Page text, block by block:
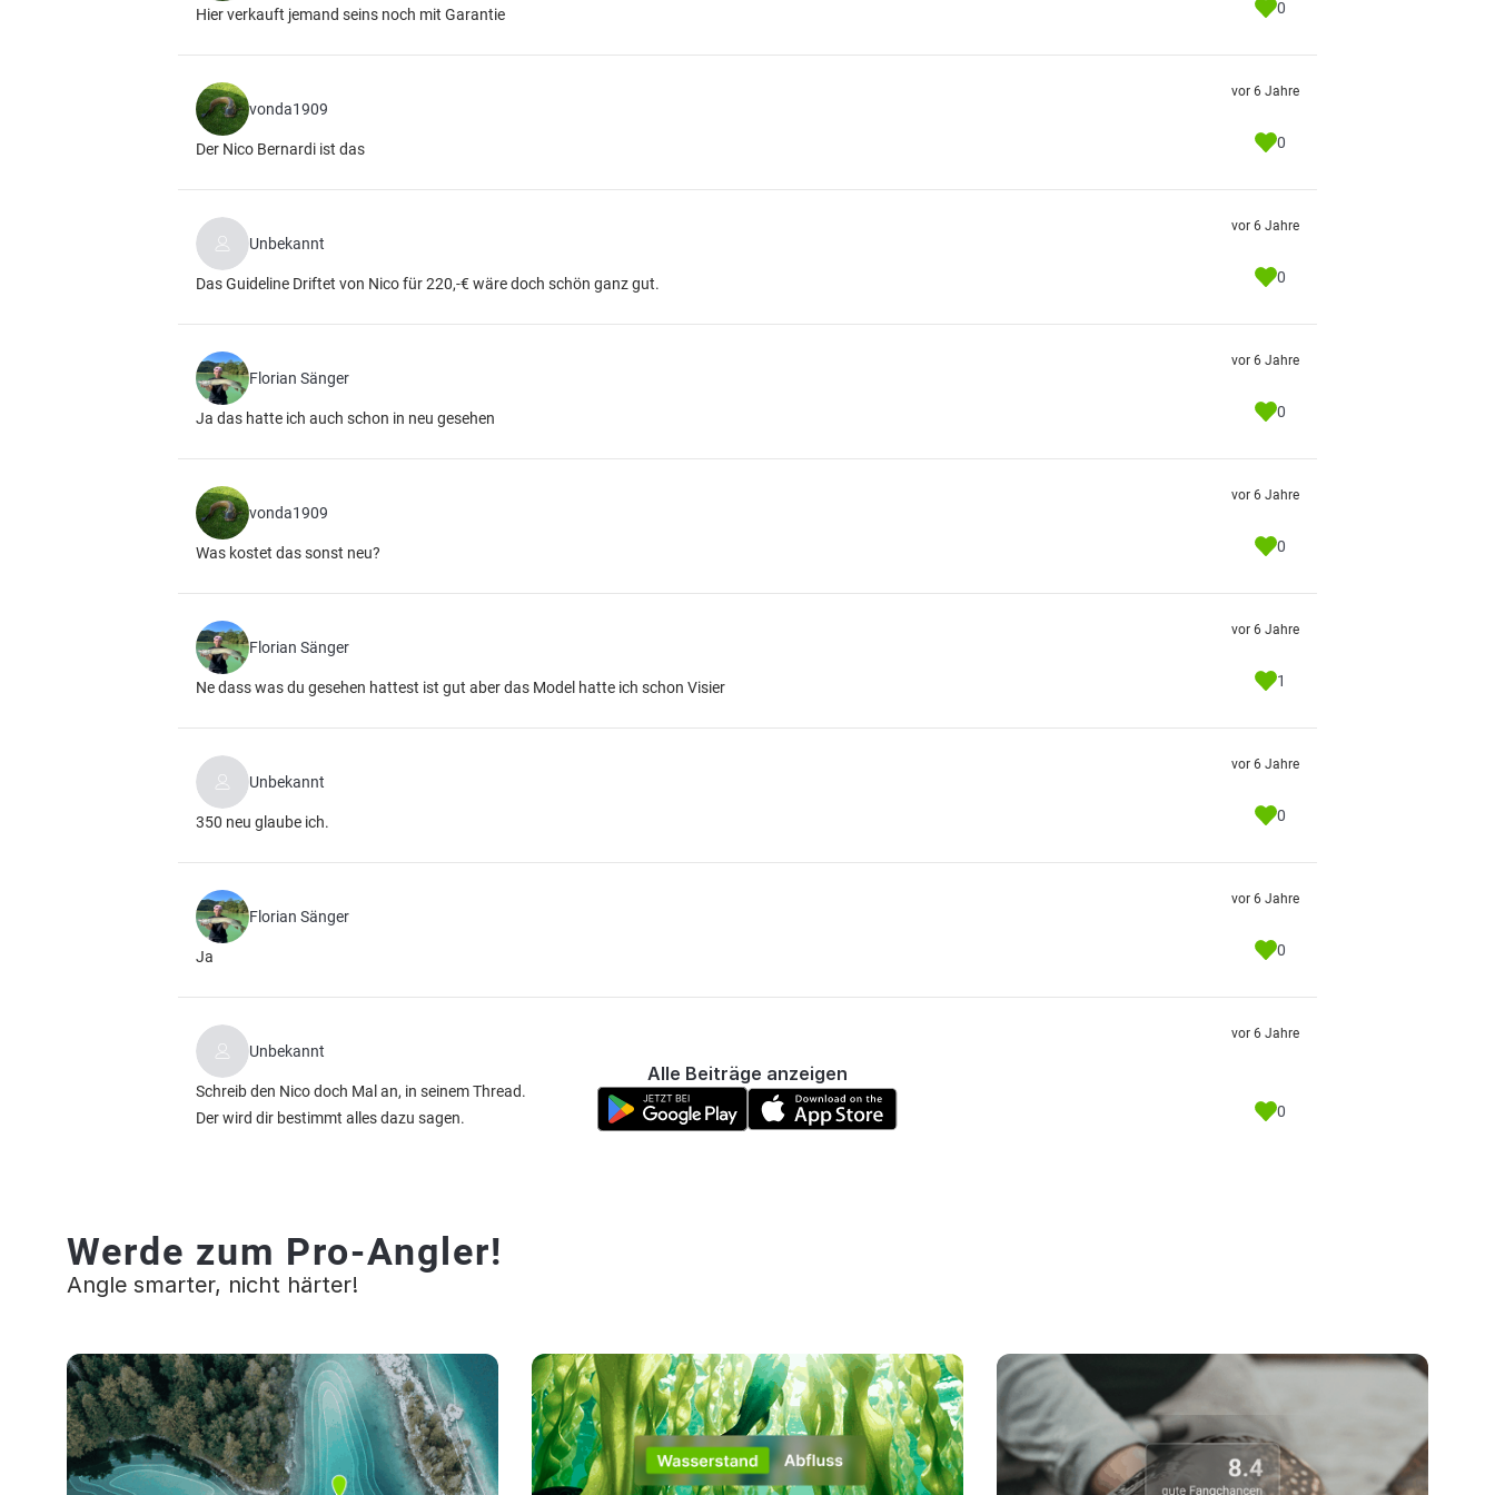
Hier verkauft jemand seins noch mit Garantie 0
vonda1909
Der Nico Bernardi ist das
vor 6 Jahre
0
Unbekannt
Das Guideline Driftet von Nico für 220,-€ wäre doch schön ganz gut.
vor 6 Jahre
0
Florian Sänger
Ja das hatte ich auch schon in neu gesehen
vor 6 Jahre
0
vonda1909
Was kostet das sonst neu?
vor 6 Jahre
0
Florian Sänger
Ne dass was du gesehen hattest ist gut aber das Model hatte ich schon Visier
vor 6 Jahre
1
Unbekannt
350 neu glaube ich.
vor 6 Jahre
0
Florian Sänger
Ja
vor 6 Jahre
0
Unbekannt
Schreib den Nico doch Mal an, in seinem Thread.
Der wird dir bestimmt alles dazu sagen.
vor 6 Jahre
0
Alle Beiträge anzeigen
Werde zum Pro-Angler!
Angle smarter, nicht härter!